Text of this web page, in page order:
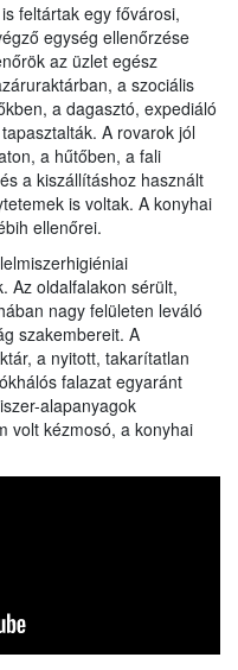
feltártak egy fővárosi,
egység ellenőrzése
az üzlet egész
a szociális
a dagasztó, expediáló
A rovarok jól
a hűtőben, a fali
a kiszállításhoz használt
is voltak. A konyhai
ellenőrei.
Az oldalfalakon sérült,
nagy felületen leváló
szakembereit. A
a nyitott, takarítatlan
falazat egyaránt
alapanyagok
volt kézmosó, a konyhai